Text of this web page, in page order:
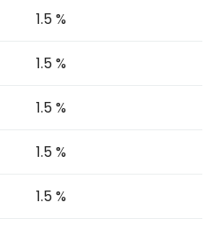
1.5 %
1.5 %
1.5 %
1.5 %
1.5 %